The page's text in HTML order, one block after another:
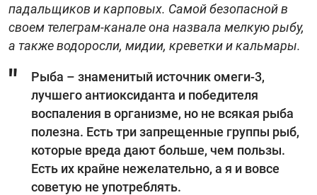
падальщиков и карповых. Самой безопасной в
своем телеграм-канале она назвала мелкую рыбу,
а также водоросли, мидии, креветки и кальмары.
Рыба – знаменитый источник омеги-3,
лучшего антиоксиданта и победителя
воспаления в организме, но не всякая рыба
полезна. Есть три запрещенные группы рыб,
которые вреда дают больше, чем пользы.
Есть их крайне нежелательно, а я и вовсе
советую не употреблять.